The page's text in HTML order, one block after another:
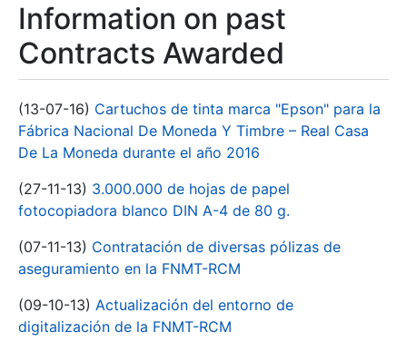
Information on past
Contracts Awarded
(13-07-16) Cartuchos de tinta marca "Epson" para la
Fábrica Nacional De Moneda Y Timbre – Real Casa
De La Moneda durante el año 2016
(27-11-13) 3.000.000 de hojas de papel
fotocopiadora blanco DIN A-4 de 80 g.
(07-11-13) Contratación de diversas pólizas de
aseguramiento en la FNMT-RCM
(09-10-13) Actualización del entorno de
digitalización de la FNMT-RCM